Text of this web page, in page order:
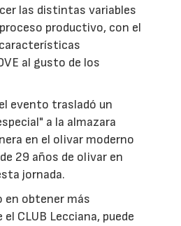
las distintas variables
productivo, con el
al gusto de los
evento trasladó un
a la almazara
en el olivar moderno
29 años de olivar en
jornada.
en obtener más
CLUB Lecciana, puede